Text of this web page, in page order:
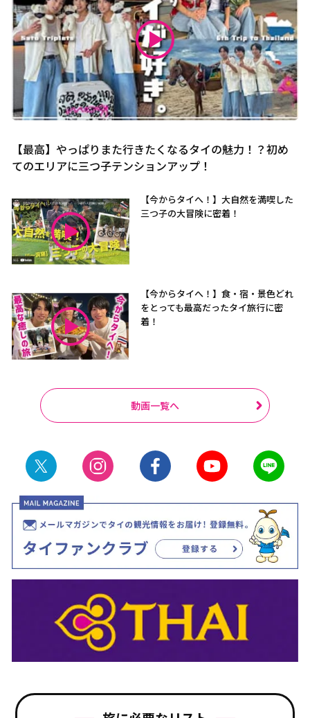
【最高】やっぱりまた行きたくなるタイの魅力！？初め
てのエリアに三つ子テンションアップ！
【今からタイへ！】大自然を満喫した
三つ子の大冒険に密着！
【今からタイへ！】食・宿・景色どれ
をとっても最高だったタイ旅行に密
着！
動画一覧へ